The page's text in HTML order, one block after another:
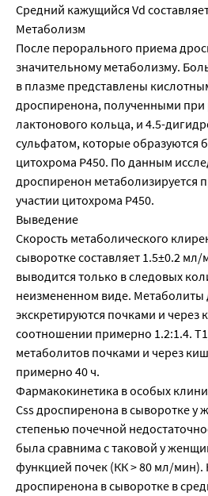
Средний кажущийся Vd
Метаболизм
После перорального приема
значительному метаболизму.
в плазме представлены
дроспиренона, полученными при
лактонового кольца, и 4.5-
сульфатом, которые образуются
цитохрома Р450. По данным
дроспиренон метаболизируется
участии цитохрома Р450.
Выведение
Скорость метаболического
сыворотке составляет 1.5±0.2
выводится только в следовых
неизмененном виде. Метаболиты
экскретируются почками и через
соотношении примерно 1.2:1.4.
метаболитов почками и через
примерно 40 ч.
Фармакокинетика в особых
Css дроспиренона в сыворотке у
степенью почечной
была сравнима с таковой у
функцией почек (КК > 80 мл/мин).
дроспиренона в сыворотке в